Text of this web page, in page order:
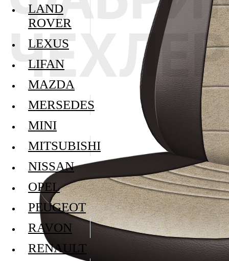
LAND
ROVER
LEXUS
LIFAN
MAZDA
MERSEDES
MINI
MITSUBISHI
NISSAN
OPEL
PEUGEOT
RAVON
RENAULT